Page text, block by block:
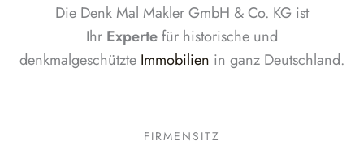
Die Denk Mal Makler GmbH & Co. KG ist
Ihr Expertefür historische und
denkmalgeschützte Immobilien in ganz Deutschland.
FIRMENSITZ